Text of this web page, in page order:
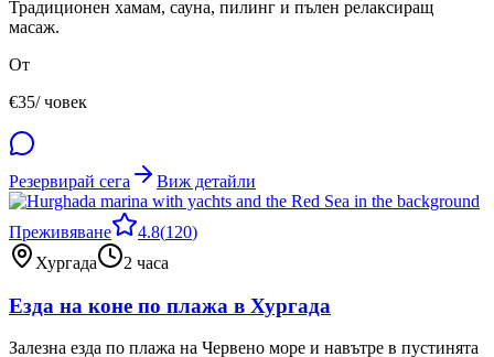
Традиционен хамам, сауна, пилинг и пълен релаксиращ
масаж.
От
€35/ човек
Резервирай сега Виж детайли
Преживяване 4.8(120)
Хургада
2 часа
Езда на коне по плажа в Хургада
Залезна езда по плажа на Червено море и навътре в пустинята